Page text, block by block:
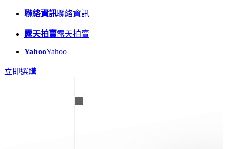
聯絡資訊聯絡資訊
露天拍賣露天拍賣
YahooYahoo
立即選購